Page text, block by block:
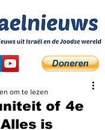
of 4e
is
om te lezen